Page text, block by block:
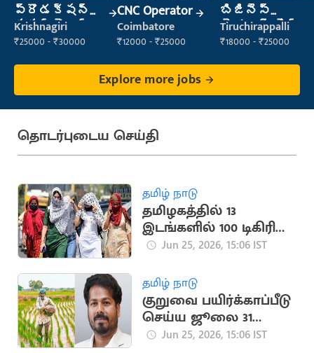
ప్రొడక్షన్
సూపర్వైజర్
Krishnagiri
₹25000 - ₹30000
CNC Operator
Coimbatore
₹12000 - ₹25000
బిజినెస్
డెవలప్ మెంట్
ఎగ్జిక్యూటివ్
Tiruchirappalli
₹18000 - ₹25000
Explore more jobs
தொடர்புடைய செய்தி
தமிழ் நாடு
தமிழகத்தில் 13
இடங்களில் 100 டிகிரி
ஃபாரன்ஹீட் தாண்டிய
Jun 25, 2026, 15:06 IST
தமிழ் நாடு
குறுவை பயிர்க்காப்பீடு
செய்ய ஜூலை 31
இறுதி நாள்: அமைச்சர்
Jun 25, 2026, 15:06 IST